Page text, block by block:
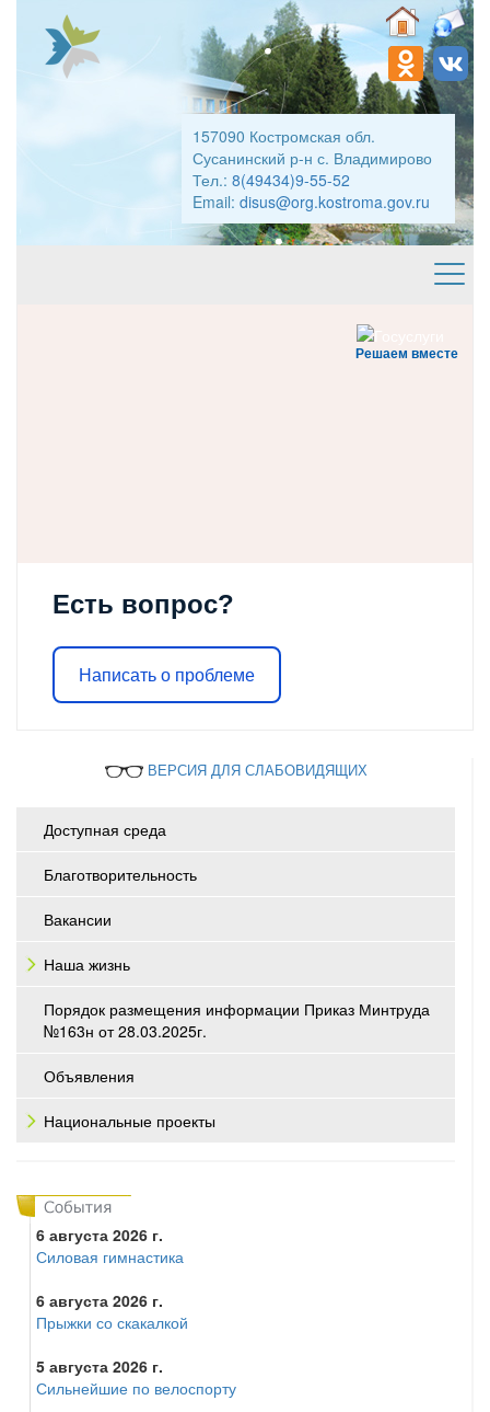
157090 Костромская обл.
Сусанинский р-н с. Владимирово
Тел.: 8(49434)9-55-52
Email: disus@org.kostroma.gov.ru
Решаем вместе
Есть вопрос?
Написать о проблеме
ВЕРСИЯ ДЛЯ СЛАБОВИДЯЩИХ
Доступная среда
Благотворительность
Вакансии
Наша жизнь
Порядок размещения информации Приказ Минтруда
№163н от 28.03.2025г.
Объявления
Национальные проекты
6 августа 2026 г.
Силовая гимнастика
6 августа 2026 г.
Прыжки со скакалкой
5 августа 2026 г.
Сильнейшие по велоспорту